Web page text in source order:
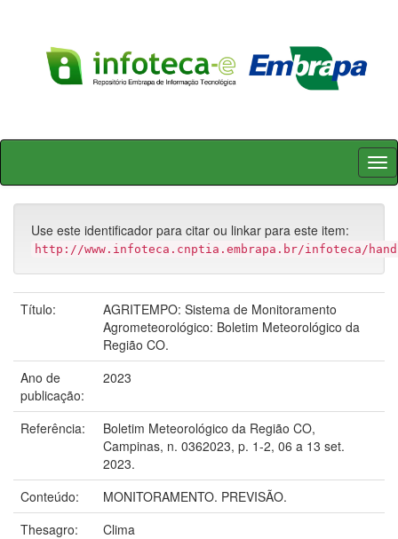
Skip
Use este identificador para citar ou linkar para este item:
http://www.infoteca.cnptia.embrapa.br/infoteca/
Título:
AGRITEMPO: Sistema de Monitoramento
Agrometeorológico: Boletim Meteorológico da
Região CO.
Ano de
publicação:
2023
Referência:
Boletim Meteorológico da Região CO,
Campinas, n. 0362023, p. 1-2, 06 a 13 set.
2023.
Conteúdo:
MONITORAMENTO. PREVISÃO.
Thesagro:
Clima